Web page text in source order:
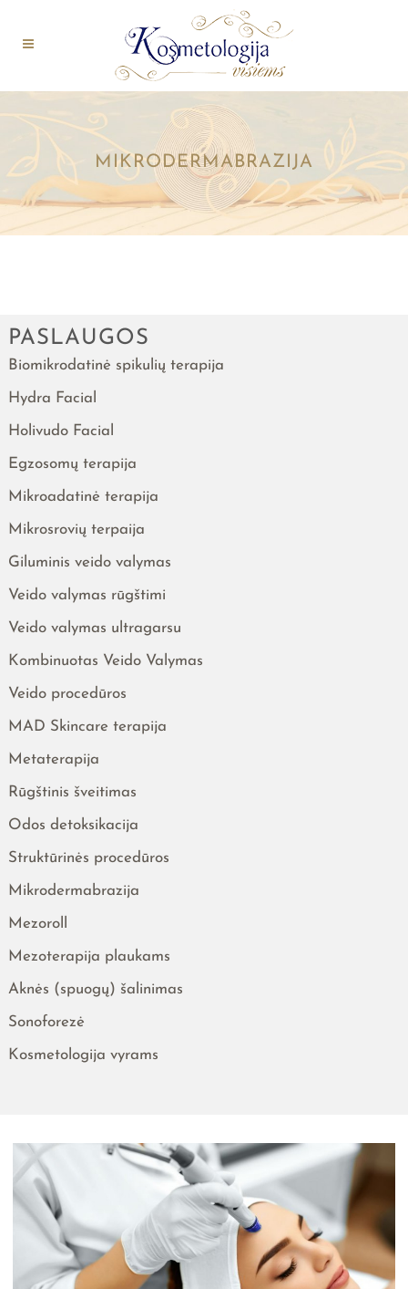
MIKRODERMABRAZIJA
PASLAUGOS
Biomikrodatinė spikulių terapija
Hydra Facial
Holivudo Facial
Egzosomų terapija
Mikroadatinė terapija
Mikrosrovių terpaija
Giluminis veido valymas
Veido valymas rūgštimi
Veido valymas ultragarsu
Kombinuotas Veido Valymas
Veido procedūros
MAD Skincare terapija
Metaterapija
Rūgštinis šveitimas
Odos detoksikacija
Struktūrinės procedūros
Mikrodermabrazija
Mezoroll
Mezoterapija plaukams
Aknės (spuogų) šalinimas
Sonoforezė
Kosmetologija vyrams